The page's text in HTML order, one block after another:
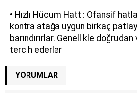
• Hızlı Hücum Hattı: Ofansif
kontra atağa uygun birkaç
barındırırlar. Genellikle
tercih ederler
YORUMLAR